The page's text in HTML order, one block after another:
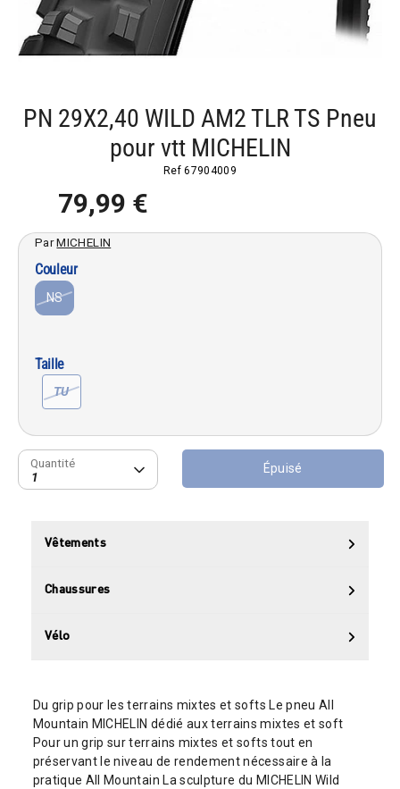
PN 29X2,40 WILD AM2 TLR TS Pneu
pour vtt MICHELIN
Ref67904009
79,99 €
ParMICHELIN
Couleur
NS
Taille
TU
Quantité
1
Quantité Épuisé
Vêtements
Chaussures
Vélo
Du grip pour les terrains mixtes et softs Le pneu All
Mountain MICHELIN dédié aux terrains mixtes et soft
Pour un grip sur terrains mixtes et softs tout en
préservant le niveau de rendement nécessaire à la
pratique All Mountain La sculpture du MICHELIN Wild